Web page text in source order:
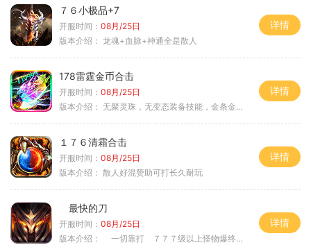
７６小极品+7
开服时间： 08月/25日
版本介绍： 龙魂+血脉+神通全是散人
详情
178雷霆金币合击
开服时间： 08月/25日
版本介绍： 无聚灵珠，无变态装备技能，金条金刚石保底
详情
１７６清霜合击
开服时间： 08月/25日
版本介绍： 散人好混赞助可打长久耐玩
详情
最快的刀
开服时间： 08月/25日
版本介绍：
一切靠打 ７７７级以上怪物爆终极
详情